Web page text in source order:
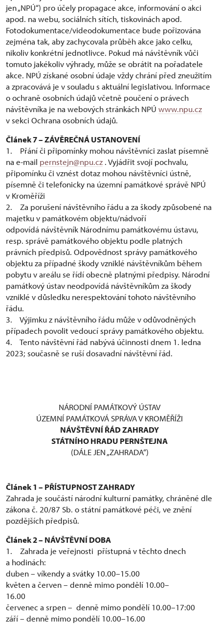
jen „NPÚ“) pro účely propagace akce, informování o akci
apod. na webu, sociálních sítích, tiskovinách apod.
Fotodokumentace/videodokumentace bude pořizována
zejména tak, aby zachycovala průběh akce jako celku,
nikoliv konkrétní jednotlivce. Pokud má návštěvník vůči
tomuto jakékoliv výhrady, může se obrátit na pořadatele
akce. NPÚ získané osobní údaje vždy chrání před zneužitím
a zpracovává je v souladu s aktuální legislativou. Informace
o ochraně osobních údajů včetně poučení o právech
návštěvníka je na webových stránkách NPÚ www.npu.cz
v sekci Ochrana osobních údajů.
Článek 7 – ZÁVĚREČNÁ USTANOVENÍ
1. Přání či připomínky mohou návštěvníci zaslat písemně
na e-mail pernstejn@npu.cz . Vyjádřit svojí pochvalu,
připomínku či vznést dotaz mohou návštěvníci ústně,
písemně či telefonicky na územní památkové správě NPÚ
v Kroměříži
2. Za porušení návštěvního řádu a za škody způsobené na
majetku v památkovém objektu/nádvoří
odpovídá návštěvník Národnímu památkovému ústavu,
resp. správě památkového objektu podle platných
právních předpisů. Odpovědnost správy památkového
objektu za případné škody vzniklé návštěvníkům během
pobytu v areálu se řídí obecně platnými předpisy. Národní
památkový ústav neodpovídá návštěvníkům za škody
vzniklé v důsledku nerespektování tohoto návštěvního
řádu.
3. Výjimku z návštěvního řádu může v odůvodněných
případech povolit vedoucí správy památkového objektu.
4. Tento návštěvní řád nabývá účinnosti dnem 1. ledna
2023; současně se ruší dosavadní návštěvní řád.
NÁRODNÍ PAMÁTKOVÝ ÚSTAV
ÚZEMNÍ PAMÁTKOVÁ SPRÁVA V KROMĚŘÍŽI
NÁVŠTĚVNÍ ŘÁD ZAHRADY
STÁTNÍHO HRADU PERNŠTEJNA
(DÁLE JEN „ZAHRADA“)
Článek 1 – PŘÍSTUPNOST ZAHRADY
Zahrada je součástí národní kulturní památky, chráněné dle
zákona č. 20/87 Sb. o státní památkové péči, ve znění
pozdějších předpisů.
Článek 2 – NÁVŠTĚVNÍ DOBA
1. Zahrada je veřejnosti přístupná v těchto dnech
a hodinách:
duben – víkendy a svátky 10.00–15.00
květen a červen – denně mimo pondělí 10.00–
červenec a srpen – denně mimo pondělí 10.00–17:00
září – denně mimo pondělí 10.00–16.00